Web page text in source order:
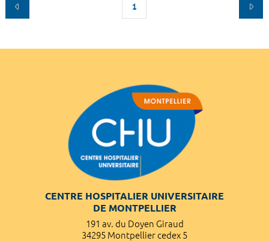
1
CENTRE HOSPITALIER UNIVERSITAIRE
DE MONTPELLIER
191 av. du Doyen Giraud
34295 Montpellier cedex 5